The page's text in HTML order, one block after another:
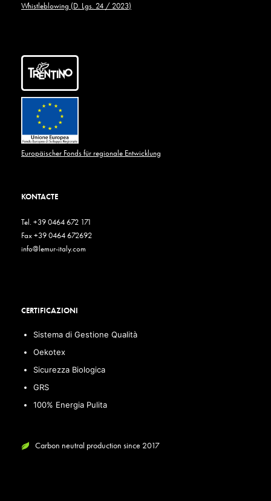
Whistleblowing (D. Lgs. 24 / 2023)
Europäischer Fonds für regionale Entwicklung
KONTACTE
Tel. +39 0464 672 171
Fax +39 0464 672692
info@lemur-italy.com
CERTIFICAZIONI
Sistema di Gestione Qualità
Oekotex
Sicurezza Biologica
GRS
100% Energia Pulita
Carbon neutral production since 2017